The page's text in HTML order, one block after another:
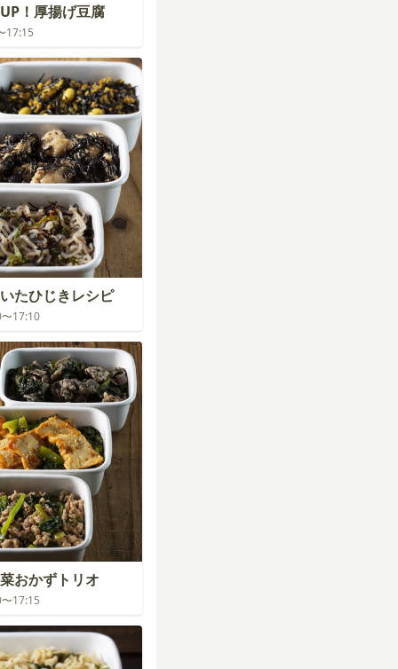
！厚揚げ豆腐
17:15
たひじきレシピ
17:10
おかずトリオ
17:15